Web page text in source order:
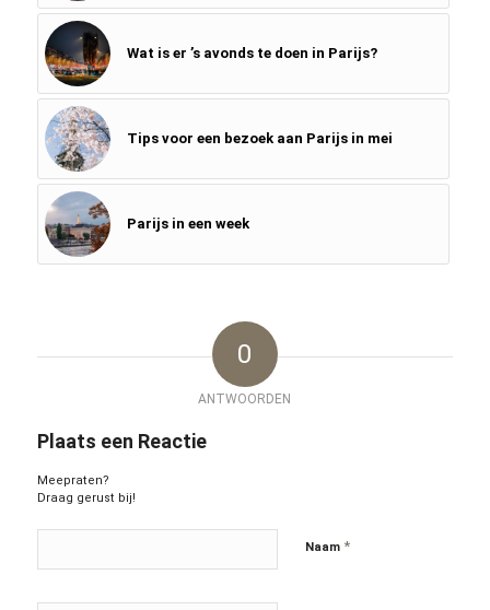
Wat is er ’s avonds te doen in Parijs?
Tips voor een bezoek aan Parijs in mei
Parijs in een week
0
ANTWOORDEN
Plaats een Reactie
Meepraten?
Draag gerust bij!
Naam *